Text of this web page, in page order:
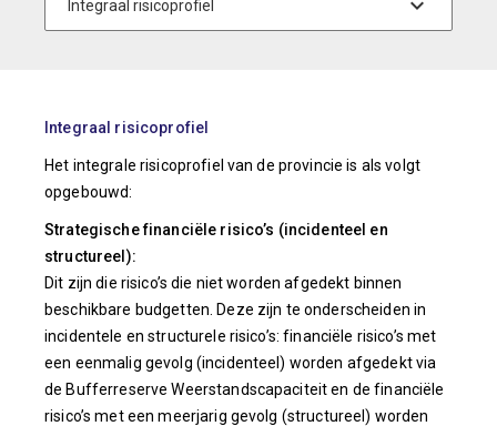
Integraal risicoprofiel
Het integrale risicoprofiel van de provincie is als volgt
opgebouwd:
Strategische financiële risico’s (incidenteel en
structureel):
Dit zijn die risico’s die niet worden afgedekt binnen
beschikbare budgetten. Deze zijn te onderscheiden in
incidentele en structurele risico’s: financiële risico’s met
een eenmalig gevolg (incidenteel) worden afgedekt via
de Bufferreserve Weerstandscapaciteit en de financiële
risico’s met een meerjarig gevolg (structureel) worden